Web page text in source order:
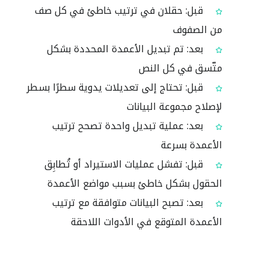
قبل: حقلان في ترتيب خاطئ في كل صف
من الصفوف
بعد: تم تبديل الأعمدة المحددة بشكل
متّسق في كل النص
قبل: تحتاج إلى تعديلات يدوية سطرًا بسطر
لإصلاح مجموعة البيانات
بعد: عملية تبديل واحدة تصحح ترتيب
الأعمدة بسرعة
قبل: تفشل عمليات الاستيراد أو تُطابِق
الحقول بشكل خاطئ بسبب مواضع الأعمدة
بعد: تصبح البيانات متوافقة مع ترتيب
الأعمدة المتوقع في الأدوات اللاحقة